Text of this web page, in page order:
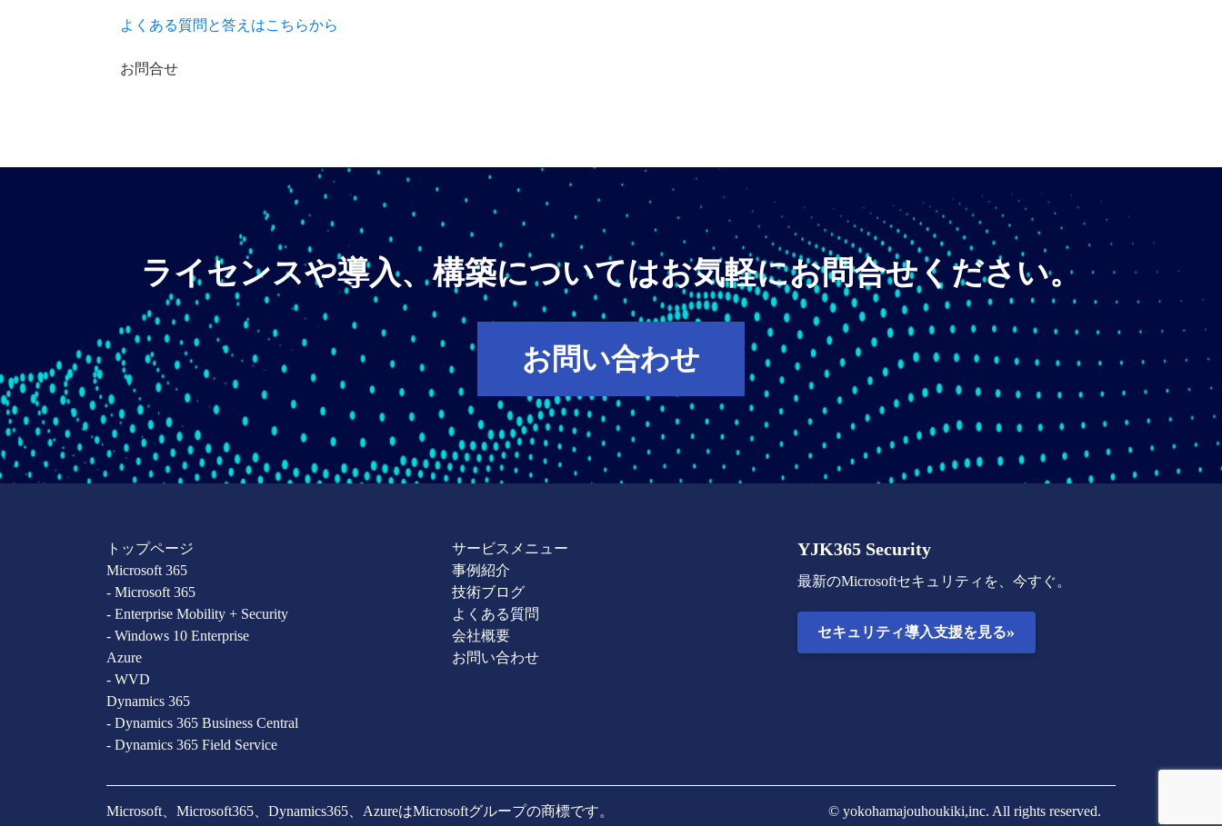
よくある質問と答えはこちらから
お問合せ
ライセンスや導入、構築についてはお気軽にお問合せください。
お問い合わせ
トップページ
Microsoft 365
- Microsoft 365
- Enterprise Mobility + Security
- Windows 10 Enterprise
Azure
- WVD
Dynamics 365
- Dynamics 365 Business Central
- Dynamics 365 Field Service
サービスメニュー
事例紹介
技術ブログ
よくある質問
会社概要
お問い合わせ
YJK365 Security
最新のMicrosoftセキュリティを、今すぐ。
セキュリティ導入支援を見る»
Microsoft、Microsoft365、Dynamics365、AzureはMicrosoftグループの商標です。 © yokohamajouhoukiki,inc. All rights reserved.